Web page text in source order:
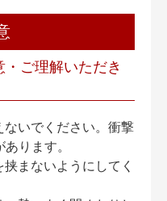
ご理解いただき
いでください。衝撃
ります。
まないようにしてく